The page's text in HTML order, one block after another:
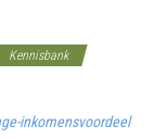
Kennisbank
inkomensvoordeel